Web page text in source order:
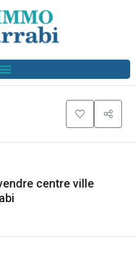
centre ville